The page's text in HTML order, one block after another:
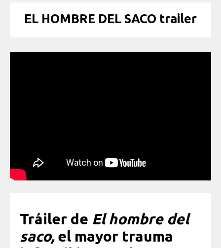
EL HOMBRE DEL SACO trailer
Tráiler de El hombre del
saco, el mayor trauma